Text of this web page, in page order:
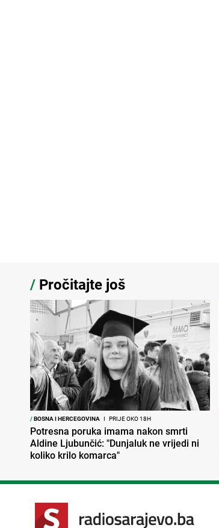
/ Pročitajte još
/BOSNA I HERCEGOVINA I PRIJE OKO 18H
Potresna poruka imama nakon smrti
Aldine Ljubunčić: "Dunjaluk ne vrijedi ni
koliko krilo komarca"